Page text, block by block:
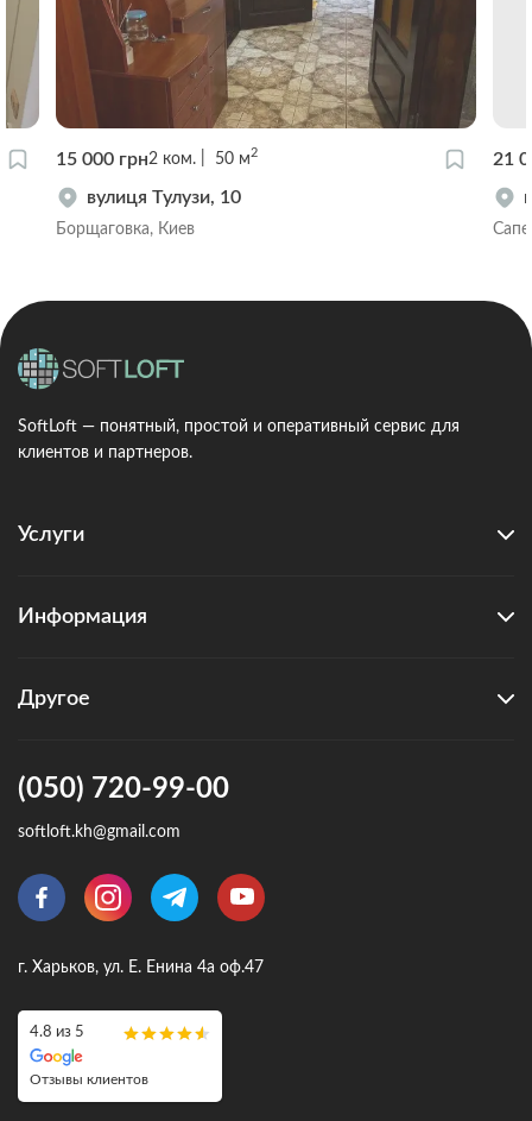
15 000 грн2 ком. 50 м2
вулиця Тулузи, 10
Борщаговка, Киев
21
SoftLoft — понятный, простой и оперативный сервис для
клиентов и партнеров.
Услуги
Информация
Другое
(050) 720-99-00
softloft.kh@gmail.com
г. Харьков, ул. Е. Енина 4а оф.47
4.8 из 5
Отзывы клиентов